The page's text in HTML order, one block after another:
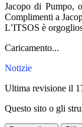
Jacopo di Pumpo,
Complimenti a
L’ITSOS è
Caricamento...
Notizie
Ultima revisione il
Questo sito o gli